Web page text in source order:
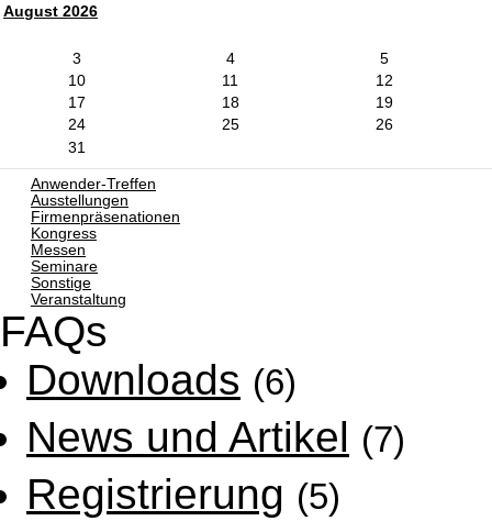
August 2026
3 4
5
10
11
12
17
18
19
24
25
26
31
Anwender-Treffen
Ausstellungen
Firmenpräsenationen
Kongress
Messen
Seminare
Sonstige
Veranstaltung
FAQs
Downloads (6)
News und Artikel (7)
Registrierung (5)